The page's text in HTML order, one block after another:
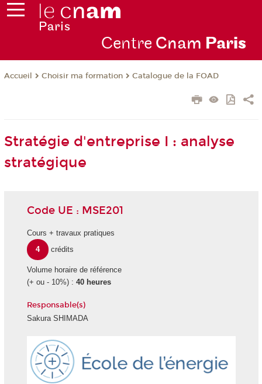
Centre Cnam Paris
Accueil Choisir ma formation Catalogue de la FOAD
Stratégie d'entreprise I : analyse
stratégique
Code UE : MSE201
Cours + travaux pratiques
4
crédits
Volume horaire de référence
(+ ou - 10%) : 40 heures
Responsable(s)
Sakura SHIMADA